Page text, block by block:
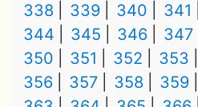
338
339 340 341
344
345 346 347
350
351 352 353
356
357 358 359